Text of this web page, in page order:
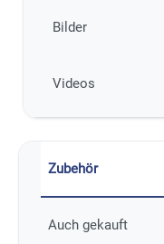
Bilder
Videos
Zubehör
Auch gekauft